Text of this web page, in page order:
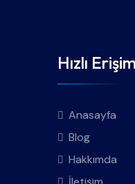
Hızlı Erişim
Anasayfa
Blog
Hakkımda